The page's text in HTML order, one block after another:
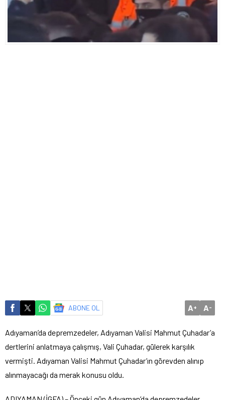
ABONE OL A+ A-
Adıyaman’da depremzedeler, Adıyaman Valisi Mahmut Çuhadar’a
dertlerini anlatmaya çalışmış, Vali Çuhadar, gülerek karşılık
vermişti. Adıyaman Valisi Mahmut Çuhadar’ın görevden alınıp
alınmayacağı da merak konusu oldu.